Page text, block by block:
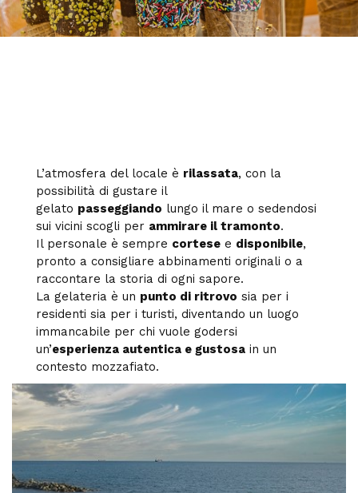
L’atmosfera del locale è rilassata, con la
possibilità di gustare il
gelato passeggiando lungo il mare o sedendosi
sui vicini scogli per ammirare il tramonto.
Il personale è sempre cortese e disponibile,
pronto a consigliare abbinamenti originali o a
raccontare la storia di ogni sapore.
La gelateria è un punto di ritrovo sia per i
residenti sia per i turisti, diventando un luogo
immancabile per chi vuole godersi
un’esperienza autentica e gustosa in un
contesto mozzafiato.